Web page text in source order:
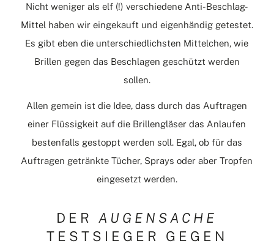
Nicht weniger als elf (!) verschiedene Anti-Beschlag-
Mittel haben wir eingekauft und eigenhändig getestet.
Es gibt eben die unterschiedlichsten Mittelchen, wie
Brillen gegen das Beschlagen geschützt werden
sollen.
Allen gemein ist die Idee, dass durch das Auftragen
einer Flüssigkeit auf die Brillengläser das Anlaufen
bestenfalls gestoppt werden soll. Egal, ob für das
Auftragen getränkte Tücher, Sprays oder aber Tropfen
eingesetzt werden.
DERAUGENSACHE
TESTSIEGER GEGEN